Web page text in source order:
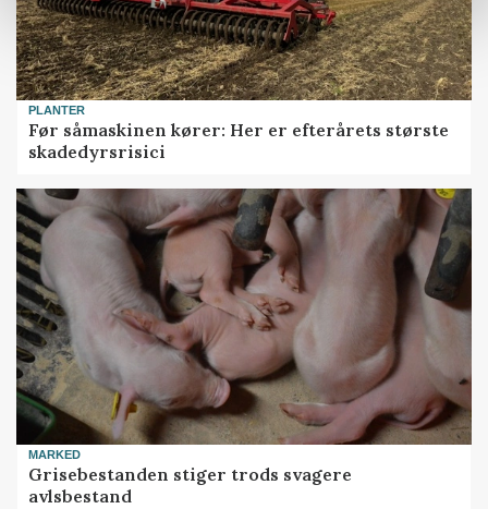
PLANTER
Før såmaskinen kører: Her er efterårets største
skadedyrsrisici
MARKED
Grisebestanden stiger trods svagere
avlsbestand